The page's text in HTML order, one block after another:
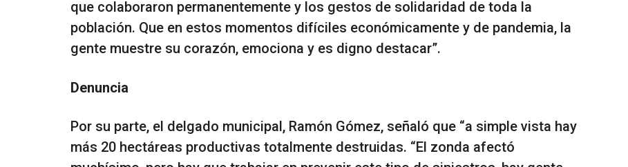
que colaboraron permanentemente y los gestos de solidaridad de toda la
población. Que en estos momentos difíciles económicamente y de pandemia, la
gente muestre su corazón, emociona y es digno destacar”.
Denuncia
Por su parte, el delgado municipal, Ramón Gómez, señaló que “a simple vista hay
más 20 hectáreas productivas totalmente destruidas. “El zonda afectó